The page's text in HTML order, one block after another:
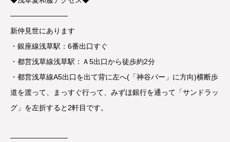
————————
新仲見世にあります
・銀座線浅草駅：6番出口すぐ
・都営浅草線浅草駅：Ａ5出口から徒歩約2分
・都営浅草線A5出口を出て背に左へ(「神谷バー」に方向)横断歩
道を渡って、まっすぐ行って、みずほ銀行を通って「サンドラッ
グ」を左折すると2軒目です。
————————